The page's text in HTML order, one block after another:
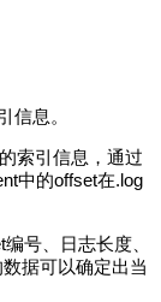
信息。
引信息，通过
中的offset在.log
号、日志长度、
据可以确定出当